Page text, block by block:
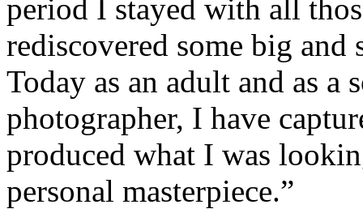
period I stayed with all
rediscovered some big
Today as an adult and as a
photographer, I have
produced what I was
personal masterpiece.”